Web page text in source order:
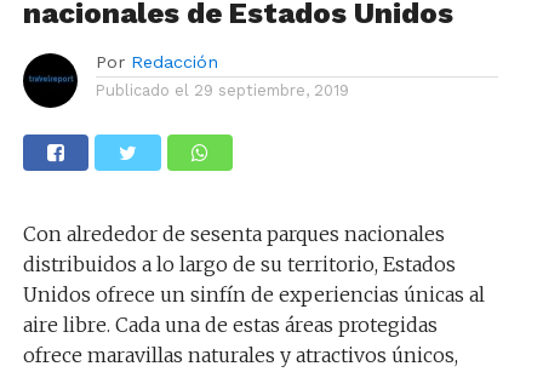
nacionales de Estados Unidos
Por Redacción
Publicado el 29 septiembre, 2019
Con alrededor de sesenta parques nacionales
distribuidos a lo largo de su territorio, Estados
Unidos ofrece un sinfín de experiencias únicas al
aire libre. Cada una de estas áreas protegidas
ofrece maravillas naturales y atractivos únicos,